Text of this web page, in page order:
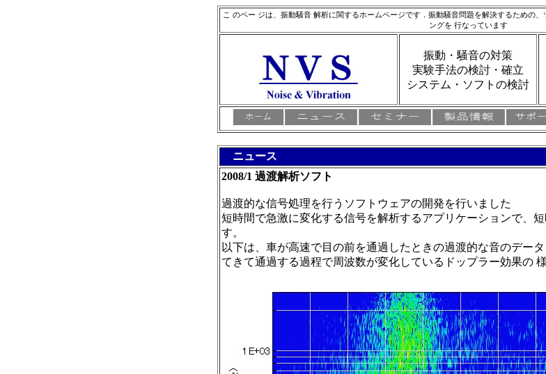
こ のペー ジは、振動騒音 解析に関するホームページです．振動騒音問題を解決するための、
ングを 行なっています
振動・騒音の対策
実験手法の検討・確立
システム・ソフトの検討
ニュース
2008/1 過渡解析ソフト
過渡的な信号処理を行うソフトウェアの開発を行いました
短時間で急激に変化する信号を解析するアプリケーションで、
す。
以下は、車が高速で目の前を通過したときの過渡的な音のデー
てきて通過する過程で周波数が変化しているドップラー効果の